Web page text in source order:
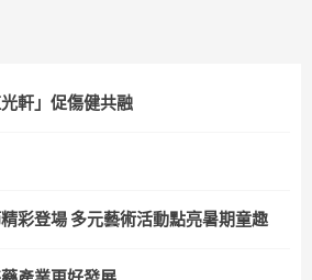
軒」促傷健共融
彩登場 多元藝術活動點亮暑期童趣